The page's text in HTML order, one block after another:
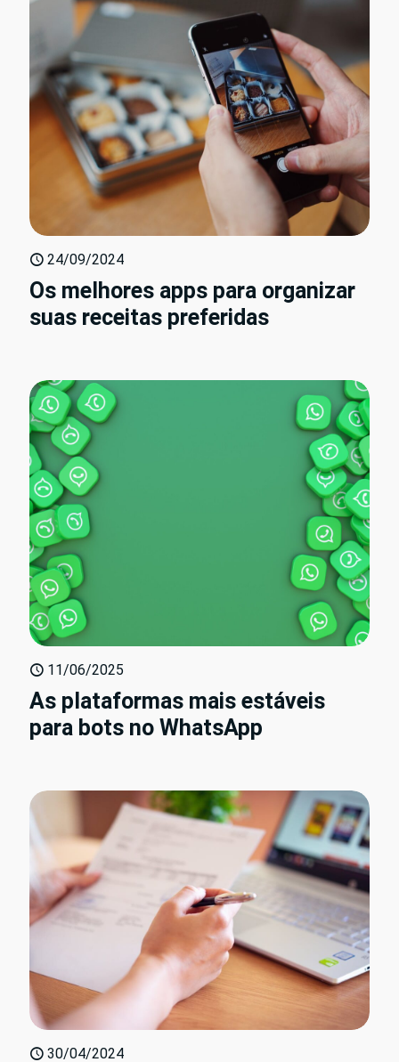
24/09/2024
Os melhores apps para organizar
suas receitas preferidas
11/06/2025
As plataformas mais estáveis
para bots no WhatsApp
30/04/2024